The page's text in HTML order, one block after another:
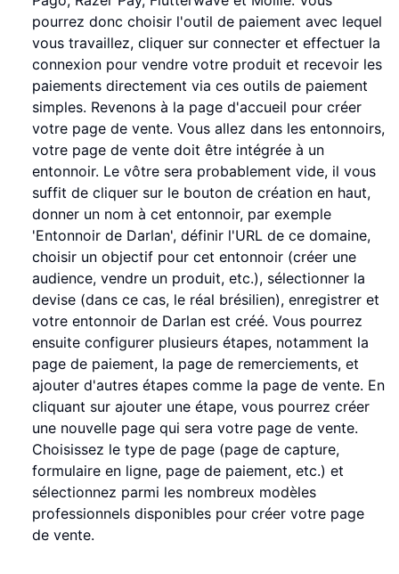
pourrez donc choisir l'outil de paiement avec lequel
vous travaillez, cliquer sur connecter et effectuer la
connexion pour vendre votre produit et recevoir les
paiements directement via ces outils de paiement
simples. Revenons à la page d'accueil pour créer
votre page de vente. Vous allez dans les entonnoirs,
votre page de vente doit être intégrée à un
entonnoir. Le vôtre sera probablement vide, il vous
suffit de cliquer sur le bouton de création en haut,
donner un nom à cet entonnoir, par exemple
'Entonnoir de Darlan', définir l'URL de ce domaine,
choisir un objectif pour cet entonnoir (créer une
audience, vendre un produit, etc.), sélectionner la
devise (dans ce cas, le réal brésilien), enregistrer et
votre entonnoir de Darlan est créé. Vous pourrez
ensuite configurer plusieurs étapes, notamment la
page de paiement, la page de remerciements, et
ajouter d'autres étapes comme la page de vente. En
cliquant sur ajouter une étape, vous pourrez créer
une nouvelle page qui sera votre page de vente.
Choisissez le type de page (page de capture,
formulaire en ligne, page de paiement, etc.) et
sélectionnez parmi les nombreux modèles
professionnels disponibles pour créer votre page
de vente.